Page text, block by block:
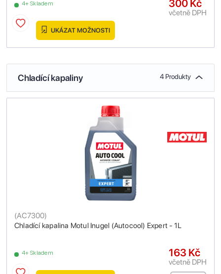
4+ Skladem 300 Kč
včetně DPH
UKÁZAT MOŽNOSTI
Chladící kapaliny 4 Produkty
Chladící kapalina Motul Inugel (Autocool) Expert - 1L
(AC7300)
4+ Skladem 163 Kč
včetně DPH